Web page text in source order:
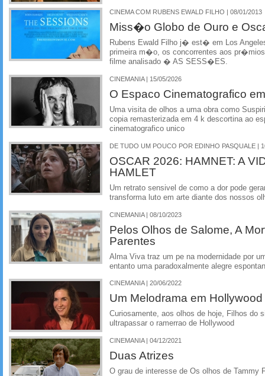
CINEMA COM RUBENS EWALD FILHO | 08/01/2013
Miss�o Globo de Ouro e
Rubens Ewald Filho j� est� em Los
primeira m�o, os concorrentes aos
filme analisado � AS SESS�ES.
CINEMANIA | 15/05/2026
O Espaco Cinematografico
Uma visita de olhos a uma obra como
copia remasterizada em 4 k descortina ao
cinematografico unico
DE TUDO UM POUCO POR EDINHO PASQUALE |
OSCAR 2026: HAMNET: A
HAMLET
Um retrato sensivel de como a dor pode
transforma luto em arte diante dos nossos
CINEMANIA | 08/10/2023
Pelos Olhos de Salome, A
Parentes
Alma Viva traz um pe na modernidade por
entanto uma paradoxalmente alegre
CINEMANIA | 20/06/2022
Um Melodrama em
Curiosamente, aos olhos de hoje, Filhos do
ultrapassar o ramerrao de Hollywood
CINEMANIA | 04/12/2021
Duas Atrizes
O grau de interesse de Os olhos de Tammy